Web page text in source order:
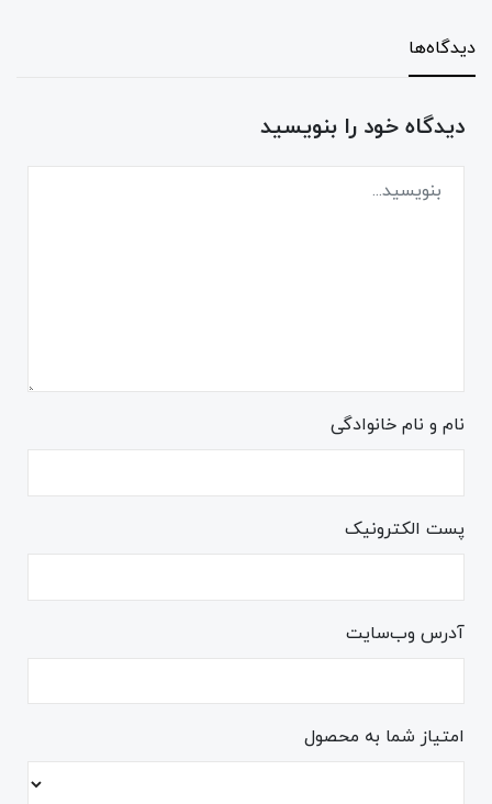
دیدگاه‌ها
دیدگاه خود را بنویسید
نام و نام خانوادگی
پست الکترونیک
آدرس وب‌سایت
امتیاز شما به محصول